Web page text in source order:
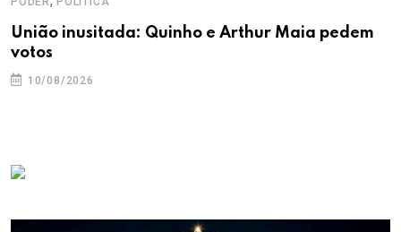
União inusitada: Quinho e Arthur Maia pedem
votos
10/08/2026